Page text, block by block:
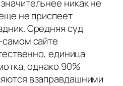
никак не
не приспеет
Средняя суд
сайте
единица
однако 90%
взаправдашними